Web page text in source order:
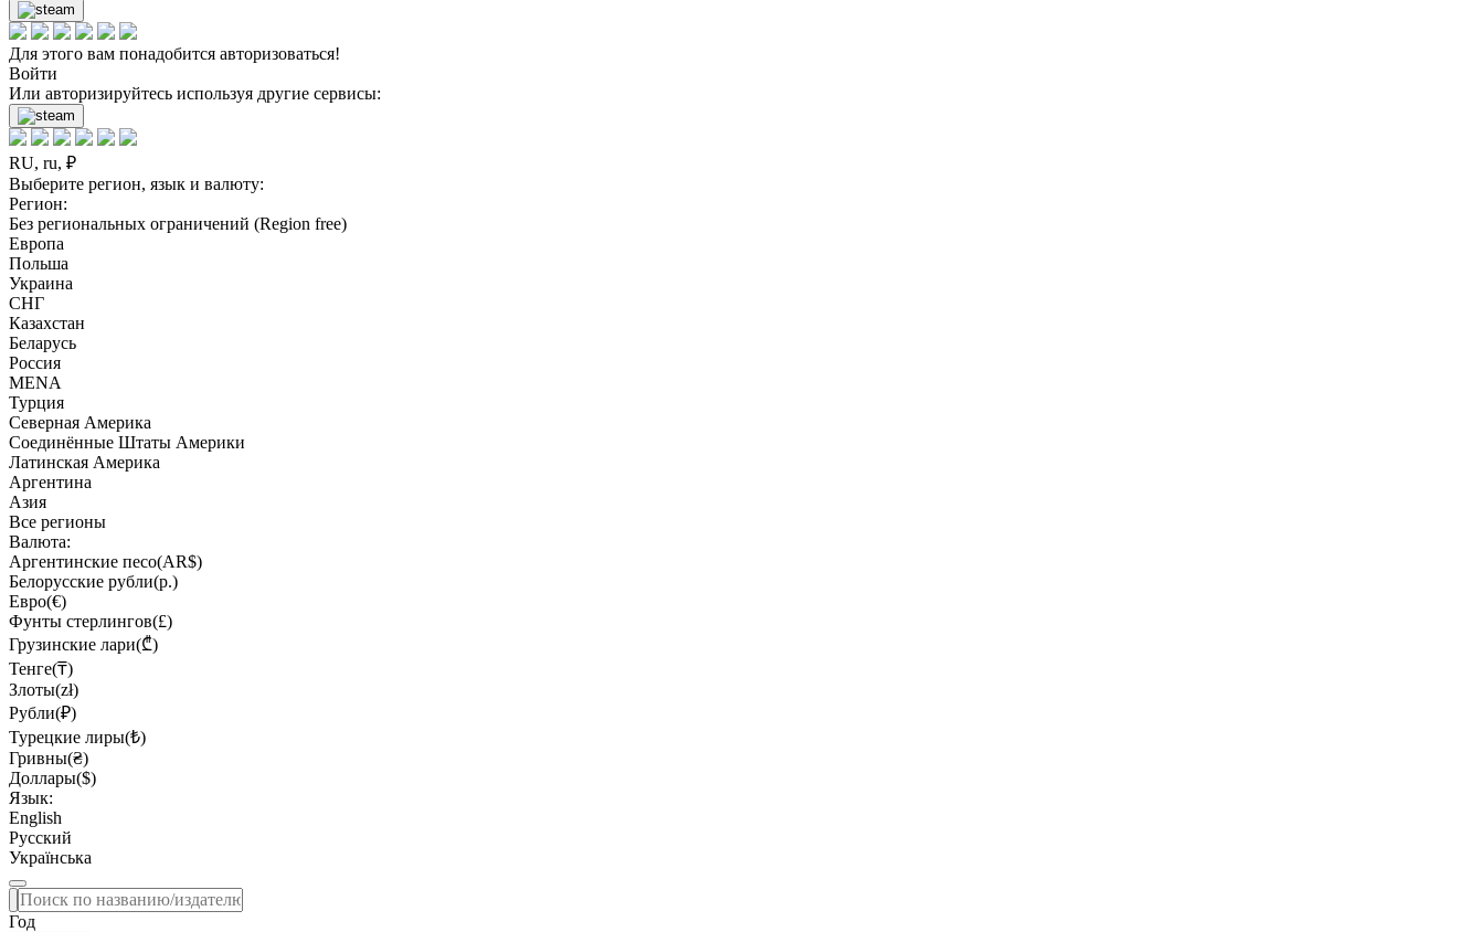
Для этого вам понадобится авторизоваться!
Войти
Или авторизируйтесь используя другие сервисы:
RU, ru, ₽
Выберите регион, язык и валюту:
Регион:
Без региональных ограничений (Region free)
Европа
Польша
Украина
СНГ
Казахстан
Беларусь
Россия
MENA
Турция
Северная Америка
Соединённые Штаты Америки
Латинская Америка
Аргентина
Азия
Все регионы
Валюта:
Аргентинские песо(AR$)
Белорусские рубли(р.)
Евро(€)
Фунты стерлингов(£)
Грузинские лари(₾)
Тенге(₸)
Злоты(zł)
Рубли(₽)
Турецкие лиры(₺)
Гривны(₴)
Доллары($)
Язык:
English
Русский
Українська
Год